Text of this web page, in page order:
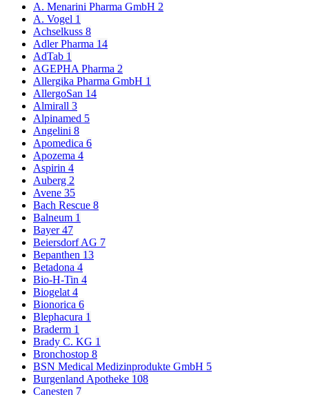
A. Menarini Pharma GmbH 2
A. Vogel 1
Achselkuss 8
Adler Pharma 14
AdTab 1
AGEPHA Pharma 2
Allergika Pharma GmbH 1
AllergoSan 14
Almirall 3
Alpinamed 5
Angelini 8
Apomedica 6
Apozema 4
Aspirin 4
Auberg 2
Avene 35
Bach Rescue 8
Balneum 1
Bayer47
Beiersdorf AG 7
Bepanthen 13
Betadona 4
Bio-H-Tin 4
Biogelat 4
Bionorica 6
Blephacura 1
Braderm 1
Brady C. KG 1
Bronchostop 8
BSN Medical Medizinprodukte GmbH 5
Burgenland Apotheke 108
Canesten 7